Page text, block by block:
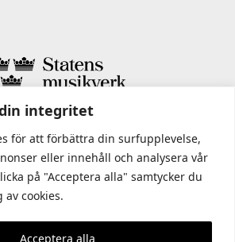
integritet
för att förbättra din surfupplevelse,
eller innehåll och analysera vår
på "Acceptera alla" samtycker du
cookies.
Acceptera alla
MUSIKVERK INGÅR